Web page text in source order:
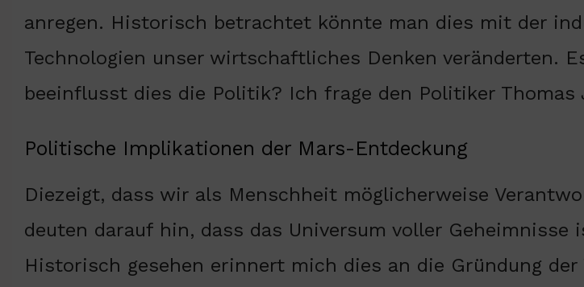
anregen. Historisch betrachtet könnte man dies mit der
Technologien unser wirtschaftliches Denken veränderten.
beeinflusst dies die Politik? Ich frage den Politiker Thomas
Politische Implikationen der Mars-Entdeckung
Diezeigt, dass wir als Menschheit möglicherweise
deuten darauf hin, dass das Universum voller
Historisch gesehen erinnert mich dies an die Gründung